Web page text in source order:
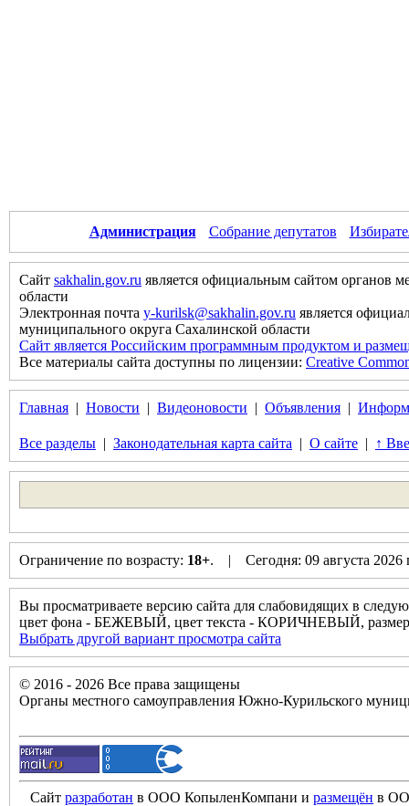
Администрация Собрание депутатов
Сайт sakhalin.gov.ru является официальным сайтом органов
области
Электронная почта y-kurilsk@sakhalin.gov.ru является
муниципального округа Сахалинской области
Сайт является Российским программным продуктом и
Все материалы сайта доступны по лицензии: Creative
Главная | Новости | Видеоновости | Объявления |
Все разделы | Законодательная карта сайта | О сайте | ↑
Ограничение по возрасту: 18+. | Сегодня: 09 августа
Вы просматриваете версию сайта для слабовидящих в
цвет фона - БЕЖЕВЫЙ, цвет текста - КОРИЧНЕВЫЙ,
Выбрать другой вариант просмотра сайта
© 2016 - 2026 Все права защищены
Органы местного самоуправления Южно-Курильского
Сайт разработан в ООО КопыленКомпани и размещён в